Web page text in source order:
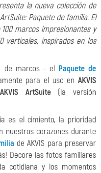
la nueva colección de
Paquete de familia. El
marcos impresionantes y
verticales, inspirados en los
de marcos - el Paquete de
para el uso en AKVIS
AKVIS ArtSuite(la versión
es el cimiento, la prioridad
nuestros corazones durante
de AKVIS para preservar
Decore las fotos familiares
cotidiana y los momentos